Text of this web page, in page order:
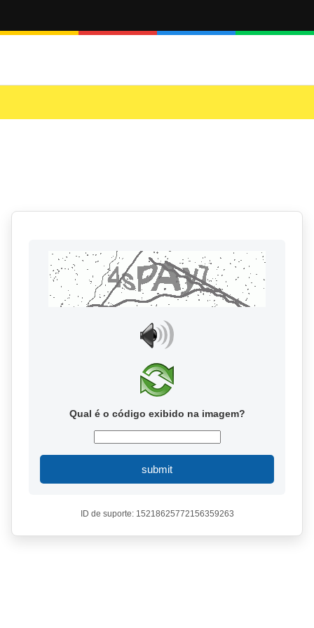
Qual é o código exibido na imagem?
submit
ID de suporte: 15218625772156359263